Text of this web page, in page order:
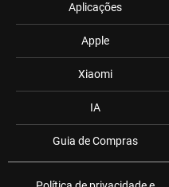
Aplicações
Apple
Xiaomi
IA
Guia de Compras